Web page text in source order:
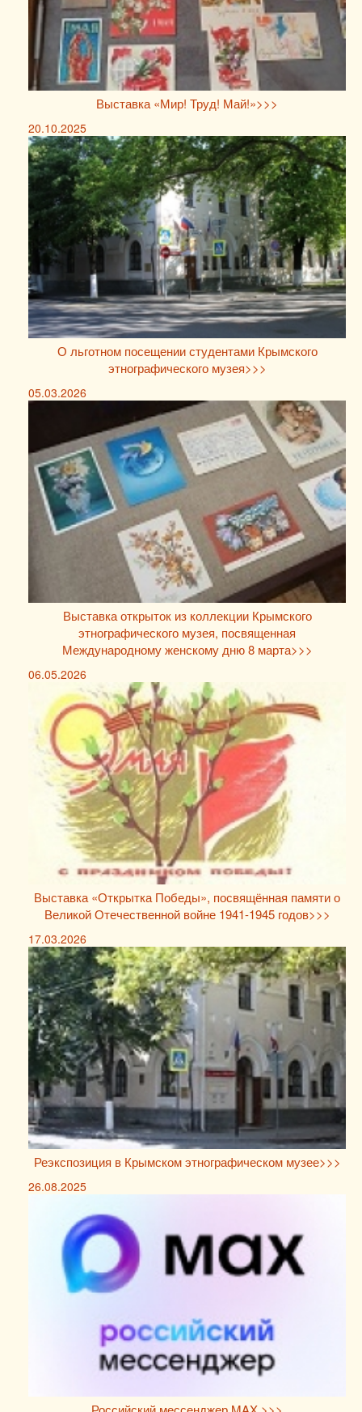
Выставка «Мир! Труд! Май!»>>>
20.10.2025
О льготном посещении студентами Крымского
этнографического музея>>>
05.03.2026
Выставка открыток из коллекции Крымского
этнографического музея, посвященная
Международному женскому дню 8 марта>>>
06.05.2026
Выставка «Открытка Победы», посвящённая памяти о
Великой Отечественной войне 1941-1945 годов>>>
17.03.2026
Реэкспозиция в Крымском этнографическом музее>>>
26.08.2025